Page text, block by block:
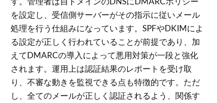
を設定し、受信側サーバーがその指示に従いメール
処理を行う仕組みになっています。SPFやDKIMによ
る設定が正しく行われていることが前提であり、加
えてDMARCの導入によって悪用対策が一段と強化
されます。運用上は認証結果のレポートを受け取
り、不審な動きを監視できる点も特徴的です。ただ
し、全てのメールが正しく認証されるよう、関係す